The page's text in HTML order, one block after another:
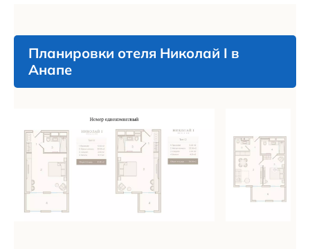
Планировки отеля Николай I в
Анапе